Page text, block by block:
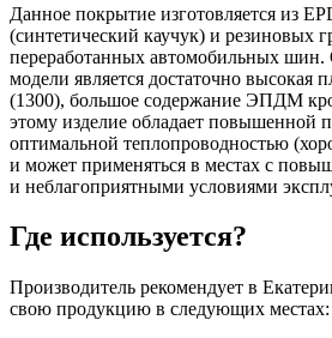
Данное покрытие изготовляется из
(синтетический каучук) и резиновых
переработанных автомобильных шин.
модели является достаточно высокая
(1300), большое содержание ЭПДМ
этому изделие обладает повышенной
оптимальной теплопроводностью
и может применяться в местах с
и неблагоприятными условиями
Где используется?
Производитель рекомендует в
свою продукцию в следующих местах: